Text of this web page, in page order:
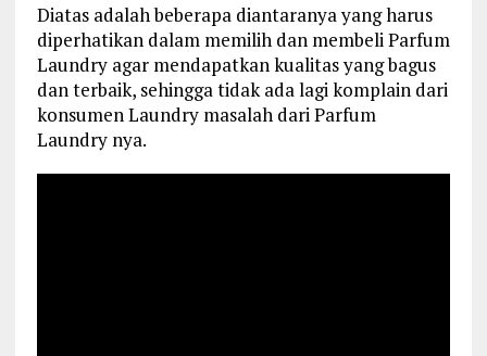
Diatas adalah beberapa diantaranya yang harus
diperhatikan dalam memilih dan membeli Parfum
Laundry agar mendapatkan kualitas yang bagus
dan terbaik, sehingga tidak ada lagi komplain dari
konsumen Laundry masalah dari Parfum
Laundry nya.